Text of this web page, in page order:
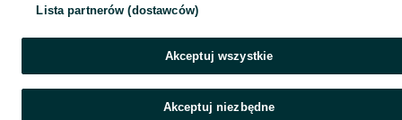
Lista partnerów (dostawców)
Akceptuj wszystkie
Akceptuj niezbędne